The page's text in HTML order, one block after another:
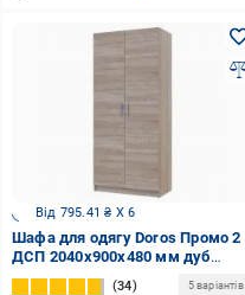
Від 795.41 ₴ X 6
Шафа для одягу Doros Промо 2
ДСП 2040х900х480 мм дуб
сонома / дуб сонома
34 5 варіантів